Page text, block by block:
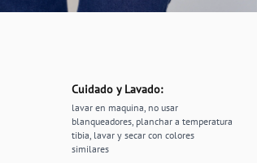
Cuidado y Lavado:
lavar en maquina, no usar
blanqueadores, planchar a temperatura
tibia, lavar y secar con colores
similares